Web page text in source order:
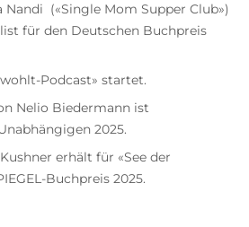
Nandi («Single Mom Supper Club»)
für den Deutschen Buchpreis
Podcast» startet.
Nelio Biedermann ist
2025.
erhält für «See der
Buchpreis 2025.